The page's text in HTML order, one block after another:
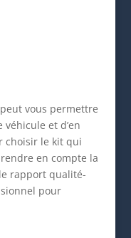
vous permettre
et d’en
choisir le kit qui
en compte la
rapport qualité-
pour